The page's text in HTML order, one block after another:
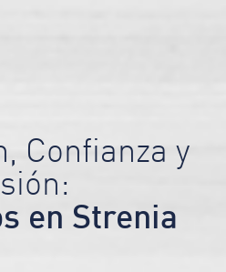
Confianza y
en Strenia